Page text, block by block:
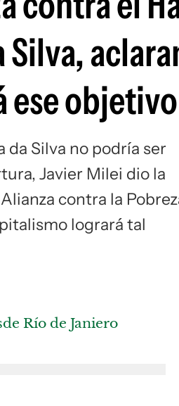
Silva,
ese objetivo
Silva no podría ser
Javier Milei dio la
contra la
logrará tal
Río de Janiero